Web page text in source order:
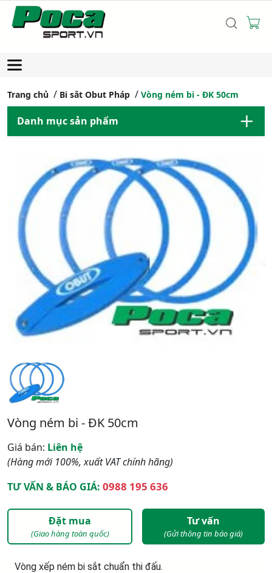
Trang chủ Bi sắt Obut Pháp Vòng ném bi - ĐK 50cm
Danh mục sản phẩm
Vòng ném bi - ĐK 50cm
Giá bán: Liên hệ
(Hàng mới 100%, xuất VAT chính hãng)
TƯ VẤN & BÁO GIÁ: 0988 195 636
Đặt mua
(Giao hàng toàn quốc)
Tư vấn
(Gửi thông tin báo giá)
Vòng xếp ném bi sắt chuẩn thi đấu.